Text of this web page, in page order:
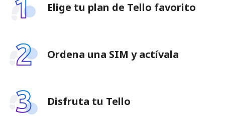
Elige tu plan de Tello favorito
Ordena una SIM y actívala
Disfruta tu Tello